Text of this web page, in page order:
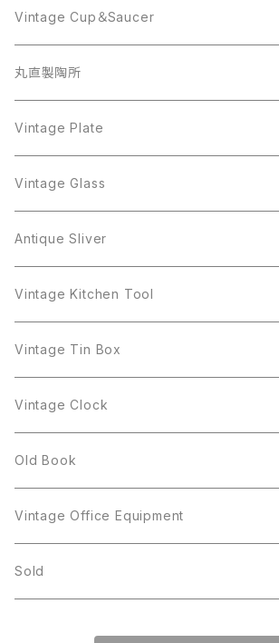
BSK
Cerrito
Gerry's
Giovanni
GOLD CROWN
Kramer
JJ
L.RAZZA
Sarah Coventry
植物モチーフ
Trifari
Sarah Coventry
Beatrix
BSK
Coro
Crown Trifari
Danecraft
Gerry's
Giovanni
GOLD CROWN
JJ
Kramer
L.RAZZA
Lisner
Sarah Coventry
Richelieu
W.Gemany
植物モチーフ
BSK
STAR
Monet
Napier
Richelieu
Rhinestone
Sarah Coventry
STAR
Trifari
Glass
iittala
arcopal
CupSaucer
BAVARIA
Antique Silver
Milk Pot
Pot
Mag Cup
Vase
Plate
Figgjo
BILTONS
Spoon
Silver
Vintage Cup＆Saucer
BAVARIA
Mosa
arcopal
丸直製陶所
Vintage Plate
Figgjo
BILTONS
Vintage Glass
iittala
Luminarc
arcoroc
arcopal
Antique Sliver
Pot
Milk Pot
Spoon
cup
Vintage Kitchen Tool
Vintage Tin Box
Vintage Clock
Old Book
Vintage Office Equipment
Sold